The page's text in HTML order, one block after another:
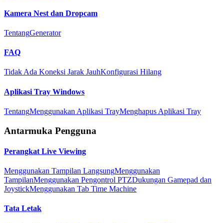
Kamera Nest dan Dropcam
TentangGenerator
FAQ
Tidak Ada Koneksi Jarak JauhKonfigurasi Hilang
Aplikasi Tray Windows
TentangMenggunakan Aplikasi TrayMenghapus Aplikasi Tray
Antarmuka Pengguna
Perangkat Live Viewing
Menggunakan Tampilan LangsungMenggunakan
TampilanMenggunakan Pengontrol PTZDukungan Gamepad dan
JoystickMenggunakan Tab Time Machine
Tata Letak